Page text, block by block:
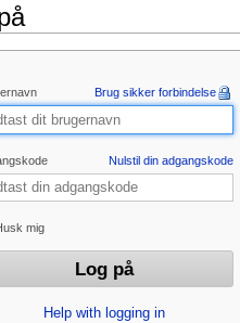
Brug sikker forbindelse
Nulstil din adgangskode
mig
Help with logging in